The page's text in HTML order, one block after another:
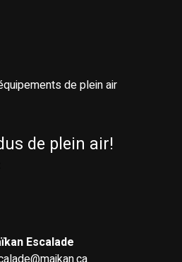
de plein air
de plein air!
Escalade